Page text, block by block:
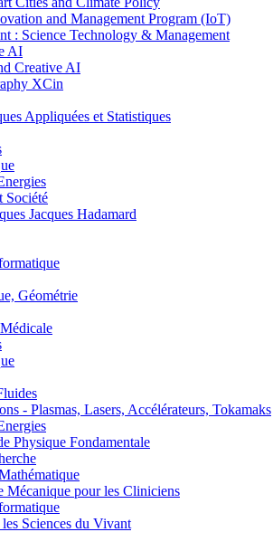
and Management Program (IoT)
: Science Technology & Management
AI
Creative AI
XCin
Appliquées et Statistiques
Société
Jacques Hadamard
Géométrie
- Plasmas, Lasers, Accélérateurs, Tokamaks
Physique Fondamentale
pour les Cliniciens
Sciences du Vivant